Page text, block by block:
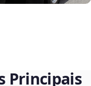
Principais